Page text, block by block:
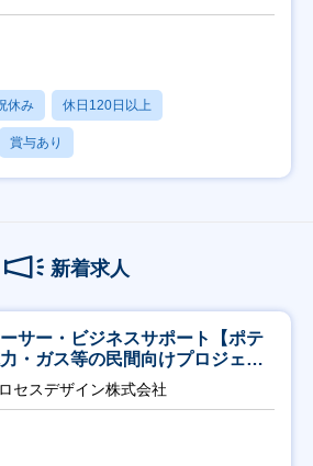
休み 休日120日以上
賞与あり
新着求人
サー・ビジネスサポート【ポテ
・ガス等の民間向けプロジェク
セスデザイン株式会社